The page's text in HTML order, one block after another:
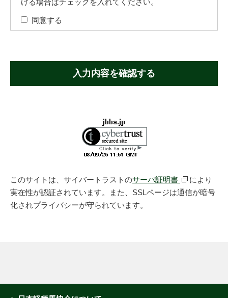
ける場合はチェックを入れてください。
同意する
入力内容を確認する
このサイトは、サイバートラストのサーバ証明書
により
実在性が認証されています。また、SSLページは通信が暗号
化されプライバシーが守られています。